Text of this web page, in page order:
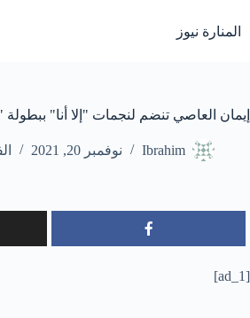
إلى
المحتوى
المنارة نيوز
إيمان العاصي تنضم لنجمات "إلا أنا" ببطولة
Ibrahim نوفمبر 20, 2021
[ad_1]